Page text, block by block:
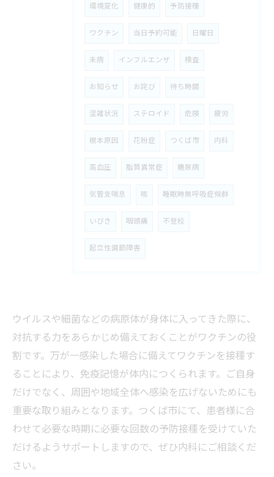
環境変化 健康的 予防接種
ワクチン 当日予約可能 日曜日
未病 インフルエンザ 検査
お知らせ お詫び 待ち時間
混雑状況 ステロイド 危険 疲労
根本原因 花粉症 つくば市 内科
高血圧 脂質異常症 糖尿病
気管支喘息 咳 睡眠時無呼吸症候群
いびき 咽頭痛 不登校
起立性調節障害
ウイルスや細菌などの病原体が身体に入ってきた際に、
対抗する力をあらかじめ備えておくことがワクチンの役
割です。万が一感染した場合に備えてワクチンを接種す
ることにより、免疫記憶が体内につくられます。ご自身
だけでなく、周囲や地域全体へ感染を広げないためにも
重要な取り組みとなります。つくば市にて、患者様に合
わせて必要な時期に必要な回数の予防接種を受けていた
だけるようサポートしますので、ぜひ内科にご相談くだ
さい。